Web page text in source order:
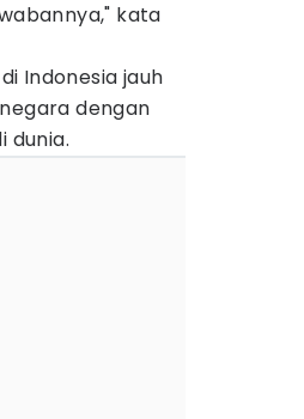
kata
Indonesia jauh
dengan
dunia.